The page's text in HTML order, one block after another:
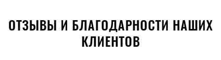
ОТЗЫВЫ И БЛАГОДАРНОСТИ НАШИХ
КЛИЕНТОВ